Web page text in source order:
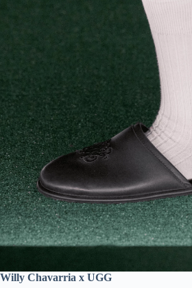
Willy Chavarria x UGG